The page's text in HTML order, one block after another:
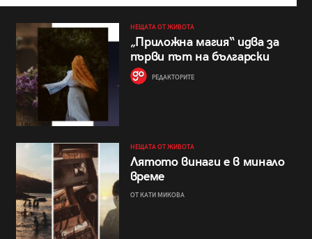
НЕЩАТА ОТ ЖИВОТА
„Приложна магия“ идва за
първи път на български
РЕДАКТОРИТЕ
НЕЩАТА ОТ ЖИВОТА
Лятото винаги е в минало
време
ОТ КАТИ МИКОВА